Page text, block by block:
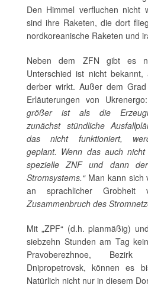
Den Himmel verfluchen nicht
sind ihre Raketen, die dort
nordkoreanische Raketen und
Neben dem ZFN gibt es
Unterschied ist nicht
derber wirkt. Außer dem
Erläuterungen von
größer ist als die
zunächst stündliche
das nicht funktioniert,
geplant. Wenn das auch
spezielle ZNF und dann
Stromsystems.“Man kann sich
an sprachlicher Grobheit
Zusammenbruch des
Mit „ZPF“ (d.h. planmäßig)
siebzehn Stunden am Tag
Pravoberezhnoe, Bezirk
Dnipropetrovsk, können es
Natürlich nicht nur in diesem